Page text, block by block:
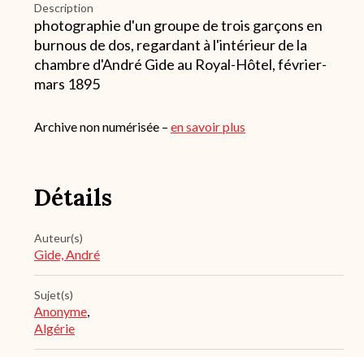
Description
photographie d'un groupe de trois garçons en
burnous de dos, regardant à l'intérieur de la
chambre d'André Gide au Royal-Hôtel, février-
mars 1895
Archive non numérisée – en savoir plus
Détails
Auteur(s)
Gide, André
Sujet(s)
Anonyme,
Algérie